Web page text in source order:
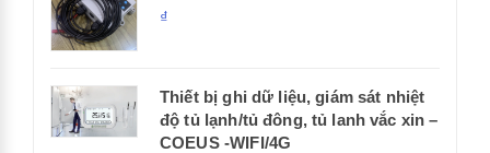
₫
Thiết bị ghi dữ liệu, giám sát nhiệt
độ tủ lạnh/tủ đông, tủ lanh vắc xin –
COEUS -WIFI/4G